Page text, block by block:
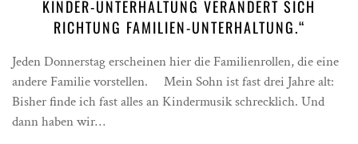
KINDER-UNTERHALTUNG VERÄNDERT SICH
RICHTUNG FAMILIEN-UNTERHALTUNG.“
Jeden Donnerstag erscheinen hier die Familienrollen, die eine
andere Familie vorstellen. Mein Sohn ist fast drei Jahre alt:
Bisher finde ich fast alles an Kindermusik schrecklich. Und
dann haben wir…